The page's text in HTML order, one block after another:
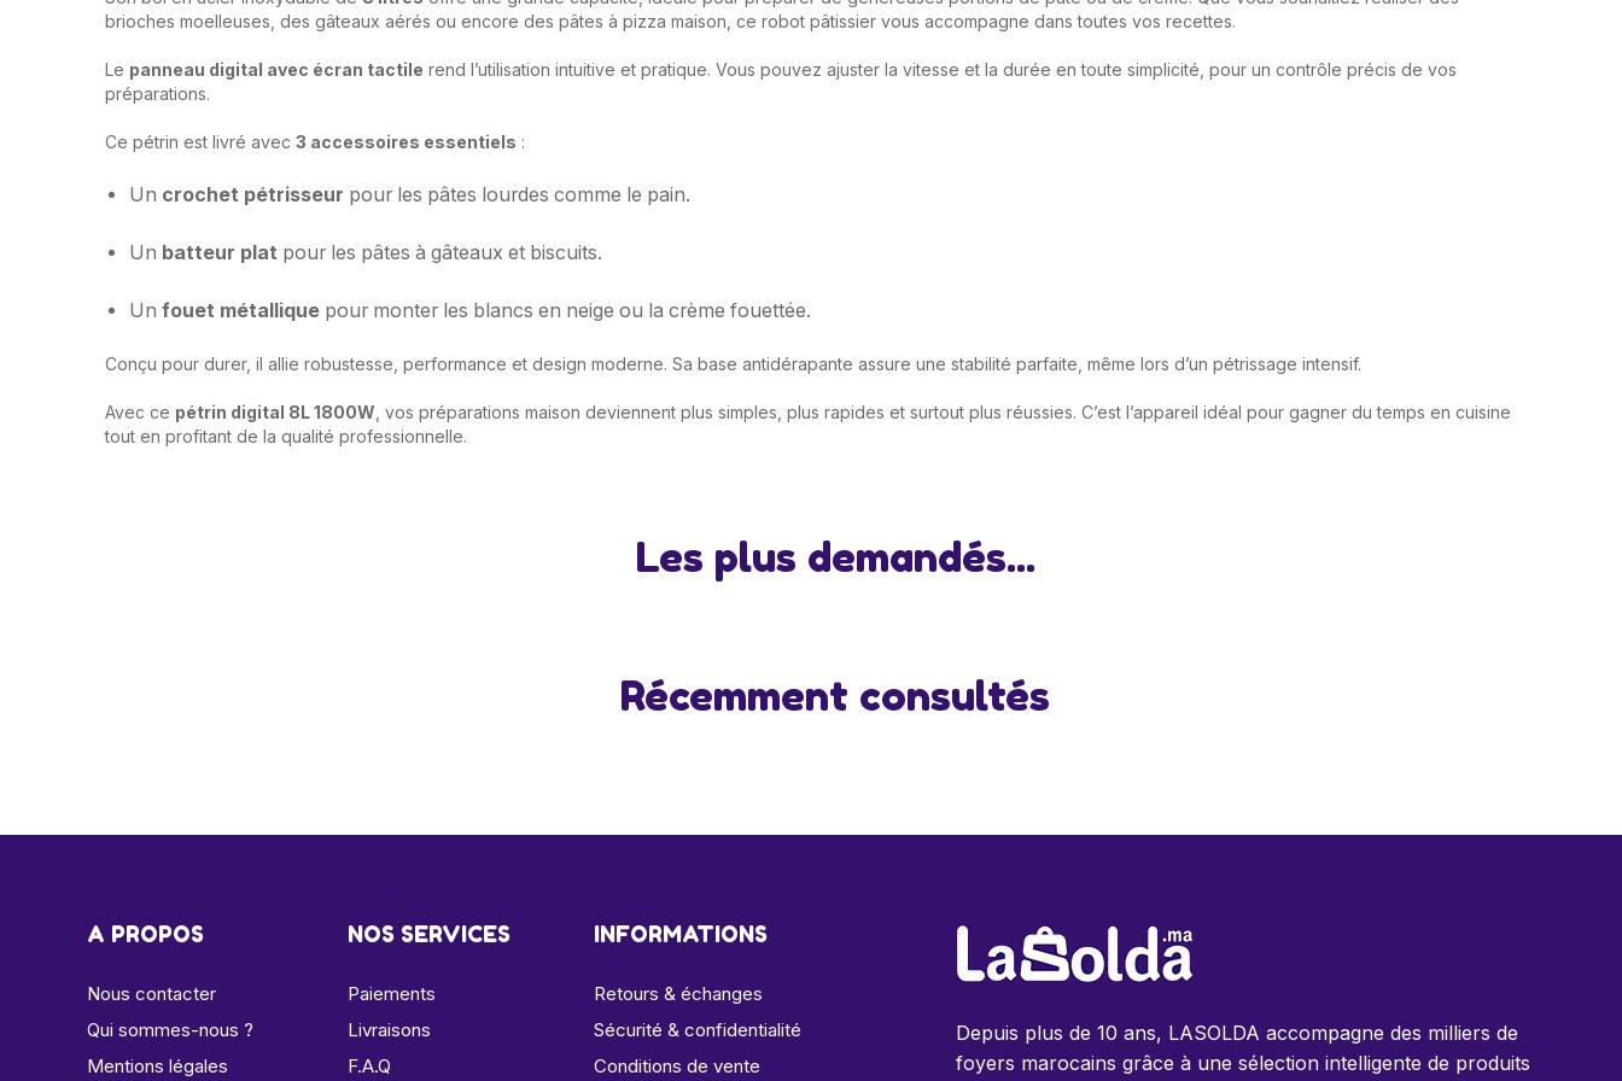
brioches moelleuses, des gâteaux aérés ou encore des pâtes à pizza maison, ce robot pâtissier vous accompagne dans toutes vos recettes.
Le panneau digital avec écran tactile rend l’utilisation intuitive et pratique. Vous pouvez ajuster la vitesse et la durée en toute simplicité, pour un contrôle précis de vos
préparations.
Ce pétrin est livré avec 3 accessoires essentiels :
Un crochet pétrisseur pour les pâtes lourdes comme le pain.
Un batteur plat pour les pâtes à gâteaux et biscuits.
Un fouet métallique pour monter les blancs en neige ou la crème fouettée.
Conçu pour durer, il allie robustesse, performance et design moderne. Sa base antidérapante assure une stabilité parfaite, même lors d’un pétrissage intensif.
Avec ce pétrin digital 8L 1800W , vos préparations maison deviennent plus simples, plus rapides et surtout plus réussies. C’est l’appareil idéal pour gagner du temps en cuisine
tout en profitant de la qualité professionnelle.
Les plus demandés...
Récemment consultés
A PROPOS
Nous contacter
Qui sommes-nous ?
Mentions légales
NOS SERVICES
Paiements
Livraisons
F.A.Q
INFORMATIONS
Retours & échanges
Sécurité & confidentialité
Conditions de vente
Depuis plus de 10 ans, LASOLDA accompagne des milliers de
foyers marocains grâce à une sélection intelligente de produits